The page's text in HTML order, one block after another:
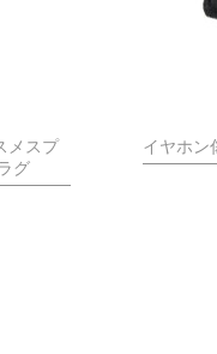
メスプ
グ
イヤホン